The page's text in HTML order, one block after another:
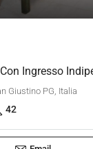
Ingresso
Giustino PG, Italia
42